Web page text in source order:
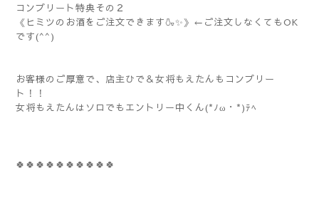
コンプリート特典その２
《ヒミツのお酒をご注文できます🍶✨》←ご注文しなくてもOK
です(^^)
お客様のご厚意で、店主ひで＆女将もえたんもコンプリー
ト！！
女将もえたんはソロでもエントリー中くん(*ﾉω・*)ﾃﾍ
🍀🍀🍀🍀🍀🍀🍀🍀🍀🍀